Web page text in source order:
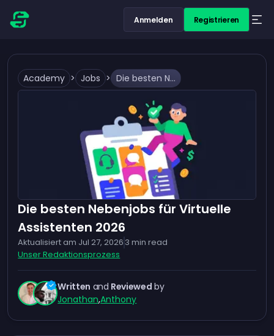
Anmelden Registrieren
Academy > Jobs > Die besten Nebenjobs für Virtuelle Assistenten 2026
Die besten Nebenjobs für Virtuelle
Assistenten 2026
Aktualisiert am Jul 27, 2026 3 min read
Unser Redaktionsprozess
Written and Reviewed by
Jonathan,Anthony